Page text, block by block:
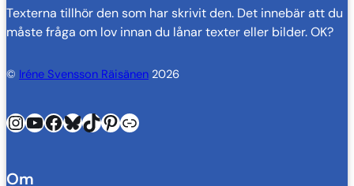
Texterna tillhör den som har skrivit den. Det innebär att du
måste fråga om lov innan du lånar texter eller bilder. OK?
© Iréne Svensson Räisänen 2026
InstagramYouTube Facebook Bluesky TikTok Pinterest Länk
Om